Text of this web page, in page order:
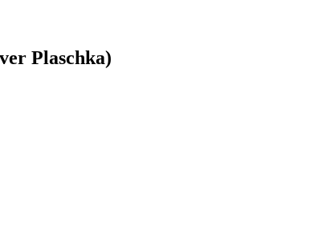
Plaschka)